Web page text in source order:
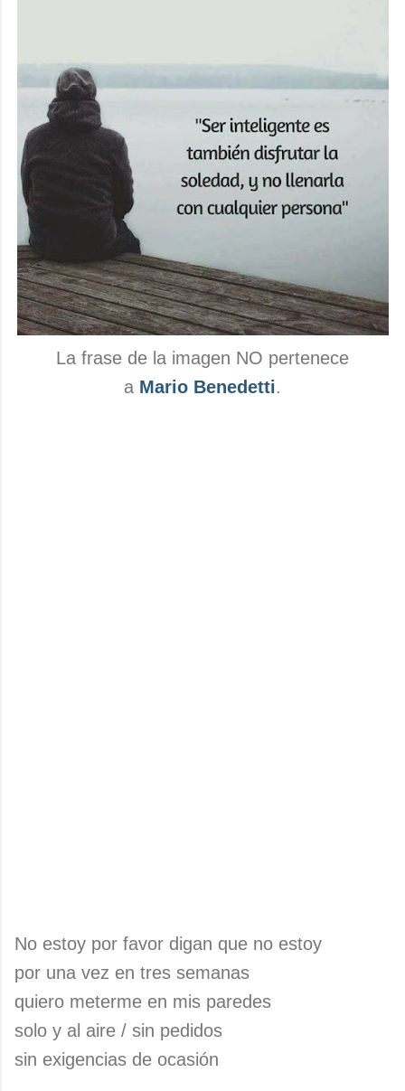
La frase de la imagen NO pertenece
a Mario Benedetti.
No estoy por favor digan que no estoy
por una vez en tres semanas
quiero meterme en mis paredes
solo y al aire / sin pedidos
sin exigencias de ocasión